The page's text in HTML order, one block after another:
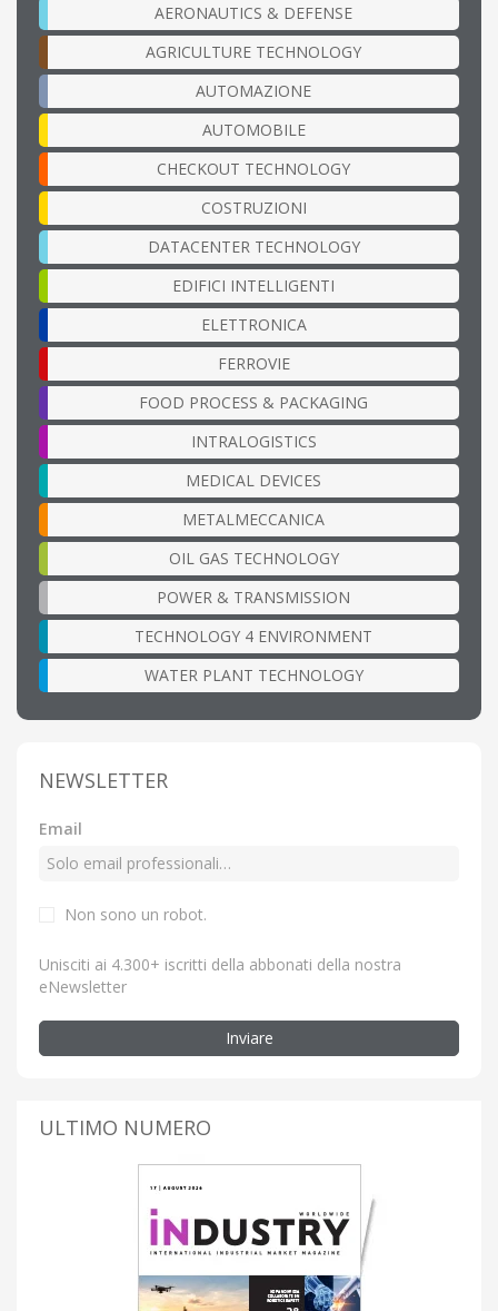
AERONAUTICS & DEFENSE
AGRICULTURE TECHNOLOGY
AUTOMAZIONE
AUTOMOBILE
CHECKOUT TECHNOLOGY
COSTRUZIONI
DATACENTER TECHNOLOGY
EDIFICI INTELLIGENTI
ELETTRONICA
FERROVIE
FOOD PROCESS & PACKAGING
INTRALOGISTICS
MEDICAL DEVICES
METALMECCANICA
OIL GAS TECHNOLOGY
POWER & TRANSMISSION
TECHNOLOGY 4 ENVIRONMENT
WATER PLANT TECHNOLOGY
NEWSLETTER
Email
Non sono un robot.
Unisciti ai 4.300+ iscritti della abbonati della nostra
eNewsletter
Inviare
ULTIMO NUMERO